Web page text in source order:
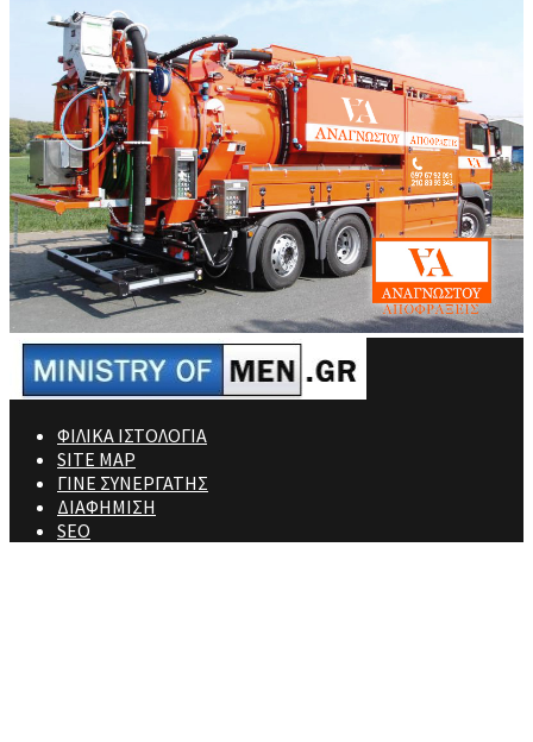
ΦΙΛΙΚΑ ΙΣΤΟΛΟΓΙΑ
SITE MAP
ΓΙΝΕ ΣΥΝΕΡΓΑΤΗΣ
ΔΙΑΦΗΜΙΣΗ
SEO